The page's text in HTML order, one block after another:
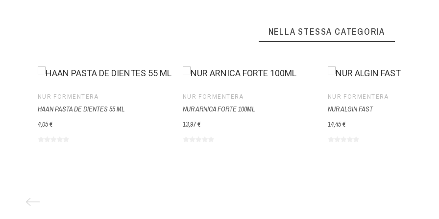
NELLA STESSA CATEGORIA
NUR FORMENTERA
HAAN PASTA DE DIENTES 55 ML
4,05 €
NUR FORMENTERA
NUR ARNICA FORTE 100ML
13,97 €
NUR FORMENTERA
NUR ALGIN FAST
14,45 €